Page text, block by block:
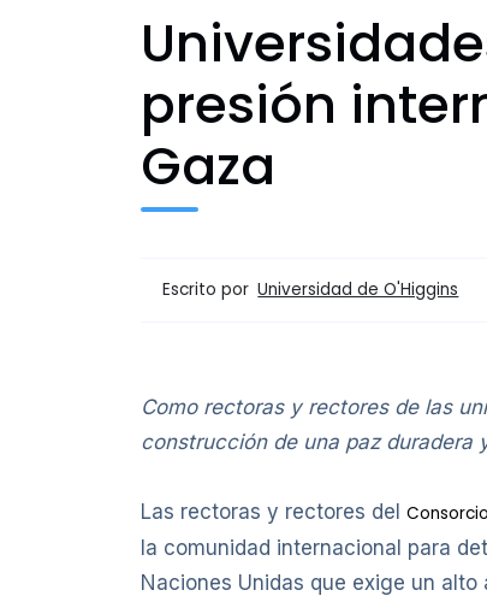
presión
Gaza
Escrito por Universidad de O'Higgins
Como rectoras y rectores de las
construcción de una paz duradera
Las rectoras y rectores del
la comunidad internacional para
Naciones Unidas que exige un